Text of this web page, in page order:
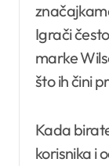
Igrači
marke
što ih čini
Kada
korisnika i